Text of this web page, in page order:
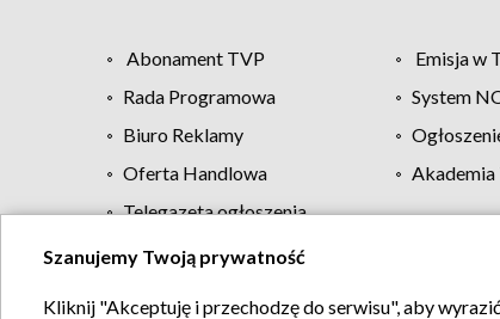
Abonament TVP Emisja w
Rada Programowa
System
Biuro Reklamy
Oferta Handlowa
Akademia
Telegazeta ogłoszenia
Regulamin TVP
Szanujemy Twoją prywatność
Kliknij "Akceptuję i przechodzę do serwisu", aby